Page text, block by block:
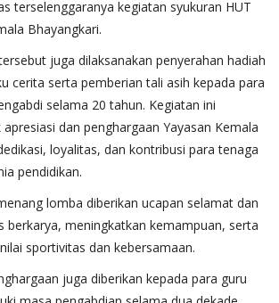
terselenggaranya kegiatan syukuran HUT
Bhayangkari.
juga dilaksanakan penyerahan hadiah
cerita serta pemberian tali asih kepada para
selama 20 tahun. Kegiatan ini
dan penghargaan Yayasan Kemala
loyalitas, dan kontribusi para tenaga
pendidikan.
lomba diberikan ucapan selamat dan
berkarya, meningkatkan kemampuan, serta
sportivitas dan kebersamaan.
juga diberikan kepada para guru